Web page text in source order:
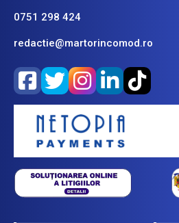
0751 298 424
redactie@martorincomod.ro